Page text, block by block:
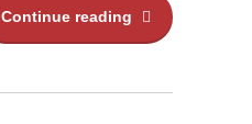
Continue reading